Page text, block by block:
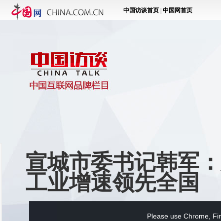
宣城市委书记韩军
工业增速领先全国
Please use Chrome,